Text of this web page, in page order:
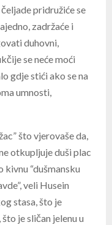
pridružiće se
zadržaće i
duhovni,
se neće moći
gdje stići ako se na
umnosti,
što vjerovaše da,
otkupljuje duši plac
“dušmansku
veli Husein
stasa, što je
je sličan jelenu u